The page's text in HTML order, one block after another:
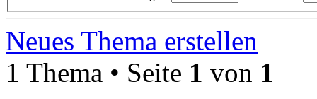
Neues Thema erstellen
1 Thema • Seite 1 von 1